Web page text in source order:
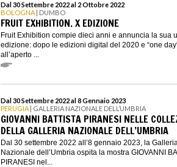
Dal 30 Settembre 2022 al 2 Ottobre 2022
BOLOGNA | DUMBO
FRUIT EXHIBITION. X EDIZIONE
Fruit Exhibition compie dieci anni e annuncia la sua
edizione: dopo le edizioni digital del 2020 e “one
all’aperto ...
Dal 30 Settembre 2022 al 8 Gennaio 2023
PERUGIA | GALLERIA NAZIONALE DELL’UMBRIA
GIOVANNI BATTISTA PIRANESI NELLE
DELLA GALLERIA NAZIONALE DELL’UMBRIA
Dal 30 settembre 2022 all’8 gennaio 2023, la
Nazionale dell’Umbria ospita la mostra GIOVANNI
PIRANESI nel...